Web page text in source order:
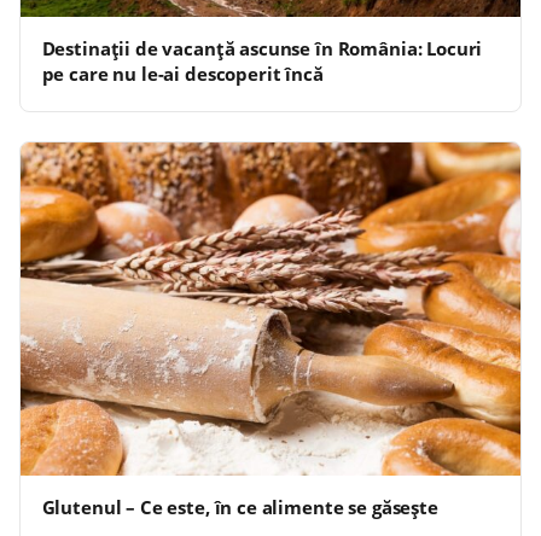
Destinații de vacanță ascunse în România: Locuri
pe care nu le-ai descoperit încă
Glutenul – Ce este, în ce alimente se găsește